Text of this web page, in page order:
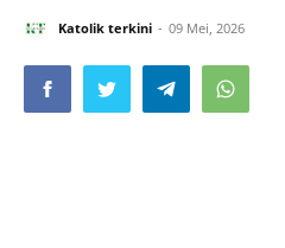
Katolik terkini 09 Mei, 2026